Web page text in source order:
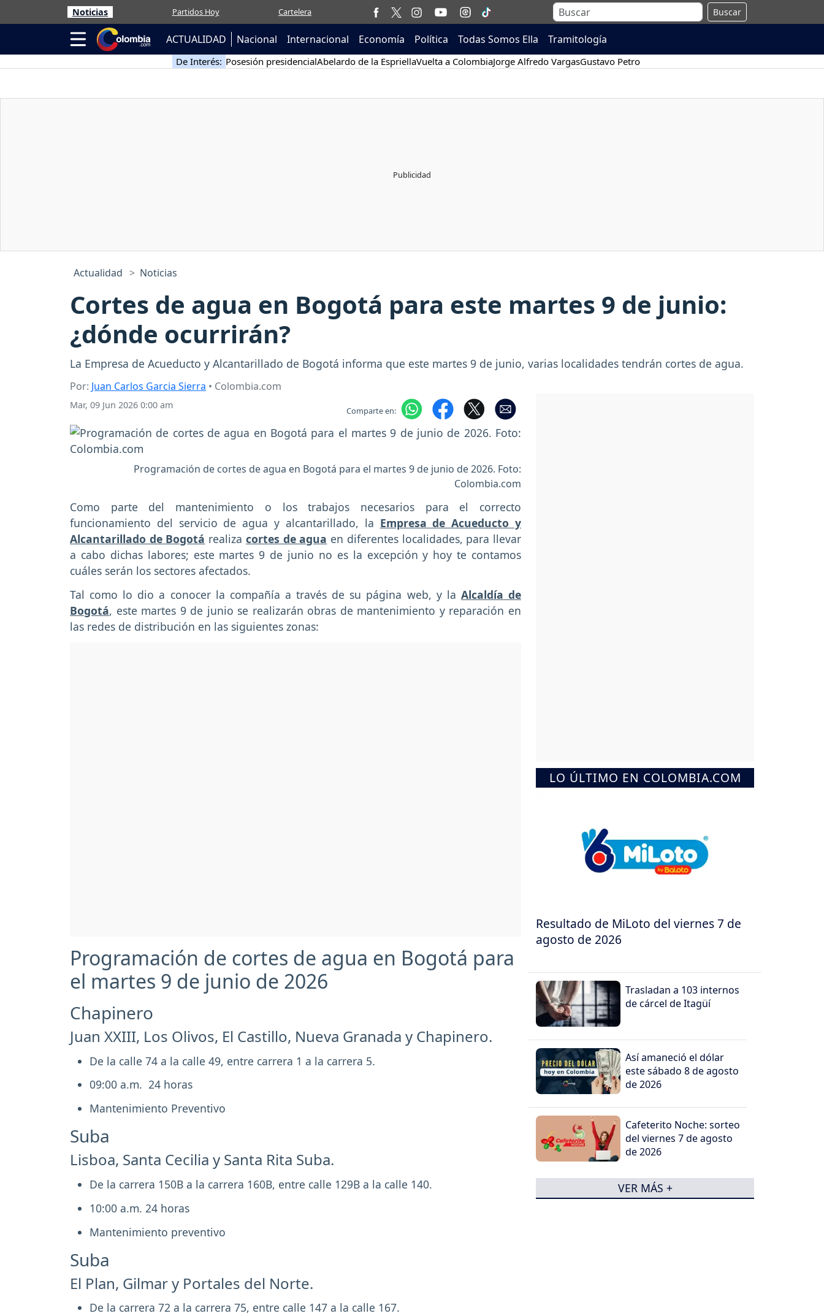
Noticias Partidos Hoy Cartelera Buscar
ACTUALIDAD Nacional Internacional Economía Política Todas Somos Ella Tramitología
De Interés: Posesión presidencialAbelardo de la EspriellaVuelta a ColombiaJorge Alfredo VargasGustavo Petro
Actualidad Noticias
Cortes de agua en Bogotá para este martes 9 de junio:
¿dónde ocurrirán?
La Empresa de Acueducto y Alcantarillado de Bogotá informa que este martes 9 de junio, varias localidades tendrán cortes de agua.
Por: Juan Carlos Garcia Sierra • Colombia.com
Mar, 09 Jun 2026 0:00 am Comparte en:
Programación de cortes de agua en Bogotá para el martes 9 de junio de 2026. Foto:
Colombia.com
Como parte del mantenimiento o los trabajos necesarios para el correcto
funcionamiento del servicio de agua y alcantarillado, la Empresa de Acueducto y
Alcantarillado de Bogotá realiza cortes de agua en diferentes localidades, para llevar
a cabo dichas labores; este martes 9 de junio no es la excepción y hoy te contamos
cuáles serán los sectores afectados.
Tal como lo dio a conocer la compañía a través de su página web, y la Alcaldía de
Bogotá, este martes 9 de junio se realizarán obras de mantenimiento y reparación en
las redes de distribución en las siguientes zonas:
Programación de cortes de agua en Bogotá para
el martes 9 de junio de 2026
Chapinero
Juan XXIII, Los Olivos, El Castillo, Nueva Granada y Chapinero.
De la calle 74 a la calle 49, entre carrera 1 a la carrera 5.
09:00 a.m. 24 horas
Mantenimiento Preventivo
Suba
Lisboa, Santa Cecilia y Santa Rita Suba.
De la carrera 150B a la carrera 160B, entre calle 129B a la calle 140.
10:00 a.m. 24 horas
Mantenimiento preventivo
Suba
El Plan, Gilmar y Portales del Norte.
De la carrera 72 a la carrera 75, entre calle 147 a la calle 167.
LO ÚLTIMO EN COLOMBIA.COM
Resultado de MiLoto del viernes 7 de
agosto de 2026
Trasladan a 103 internos
de cárcel de Itagüí
Así amaneció el dólar
este sábado 8 de agosto
de 2026
Cafeterito Noche: sorteo
del viernes 7 de agosto
de 2026
VER MÁS +